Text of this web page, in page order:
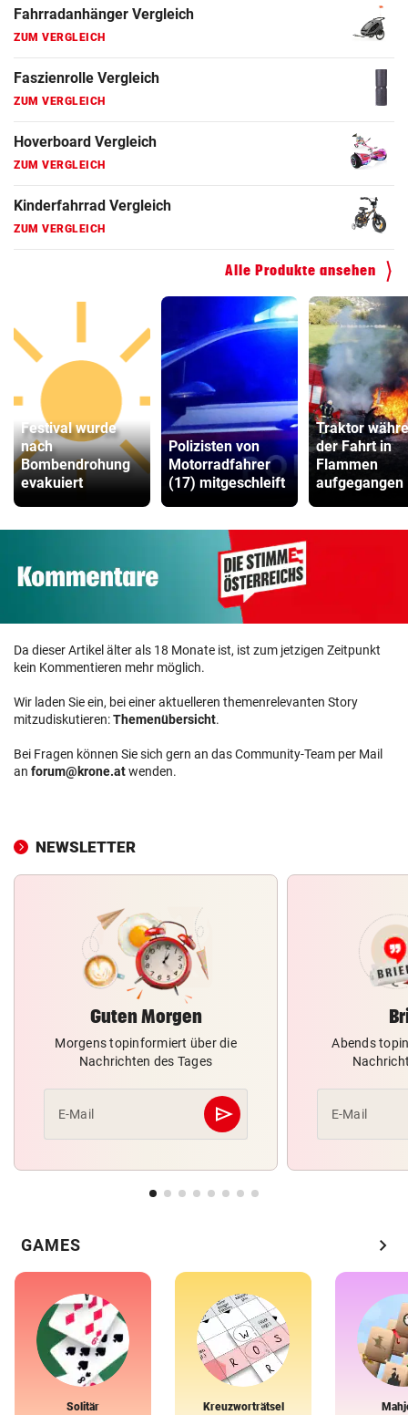
Fahrradanhänger Vergleich
ZUM VERGLEICH
Faszienrolle Vergleich
ZUM VERGLEICH
Hoverboard Vergleich
ZUM VERGLEICH
Kinderfahrrad Vergleich
ZUM VERGLEICH
Alle Produkte ansehen
Festival wurde
nach
Bombendrohung
evakuiert
Polizisten von
Motorradfahrer
(17) mitgeschleift
Traktor
der Fahrt in
Flammen
aufgegangen
Da dieser Artikel älter als 18 Monate ist, ist zum jetzigen Zeitpunkt
kein Kommentieren mehr möglich.
Wir laden Sie ein, bei einer aktuelleren themenrelevanten Story
mitzudiskutieren:Themenübersicht.
Bei Fragen können Sie sich gern an das Community-Team per Mail
an forum@krone.atwenden.
NEWSLETTER
Guten Morgen
Morgens topinformiert über die
Nachrichten des Tages
E-Mail send
Abschicken
Abends
E-Mail
GAMES chevron_right
Solitär Kreuzworträtsel